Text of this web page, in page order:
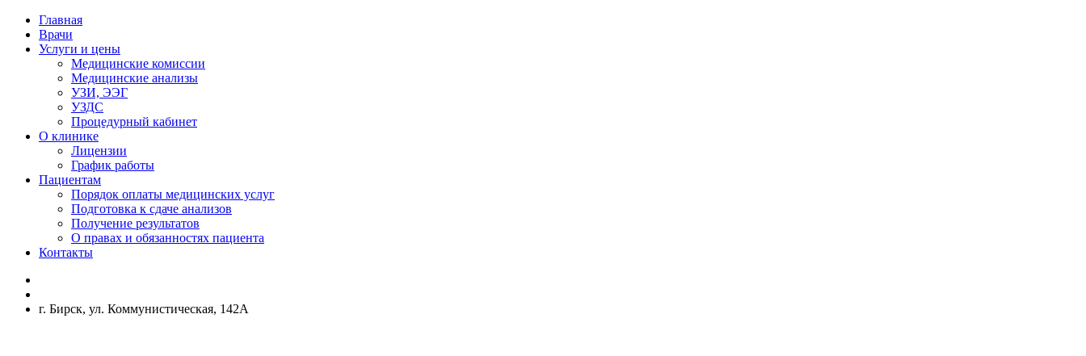
Главная
Врачи
Услуги и цены
Медицинские комиссии
Медицинские анализы
УЗИ, ЭЭГ
УЗДС
Процедурный кабинет
О клинике
Лицензии
График работы
Пациентам
Порядок оплаты медицинских услуг
Подготовка к сдаче анализов
Получение результатов
О правах и обязанностях пациента
Контакты
г. Бирск, ул. Коммунистическая, 142А